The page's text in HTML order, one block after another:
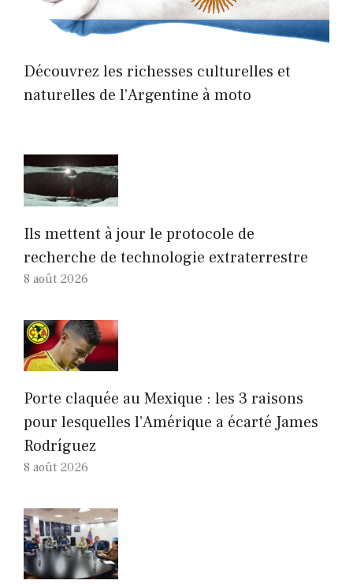
Découvrez les richesses culturelles et
naturelles de l’Argentine à moto
Ils mettent à jour le protocole de
recherche de technologie extraterrestre
8 août 2026
Porte claquée au Mexique : les 3 raisons
pour lesquelles l’Amérique a écarté James
Rodríguez
8 août 2026